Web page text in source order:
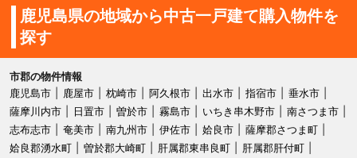
鹿児島県の地域から中古一戸建て購入物件を
探す
市郡の物件情報
鹿児島市
鹿屋市 枕崎市 阿久根市 出水市 指宿市
垂水市
薩摩川内市
日置市 曽於市 霧島市 いちき串木野市
南さつま市
志布志市
奄美市 南九州市 伊佐市 姶良市
薩摩郡さつま町
姶良郡湧水町
曽於郡大崎町 肝属郡東串良町
肝属郡肝付町